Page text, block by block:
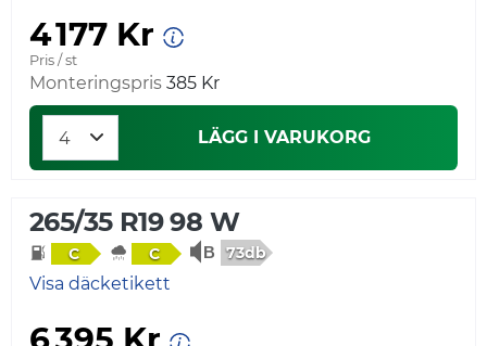
4 177 Kr
Pris / st
Monteringspris 385 Kr
LÄGG I VARUKORG
265/35 R19 98 W
C C 73db
Visa däcketikett